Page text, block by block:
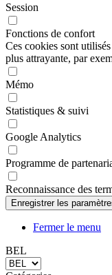
Fonctions de confort
Ces cookies sont
plus attrayante, par
Mémo
Statistiques & suivi
Google Analytics
Programme de partenariat
Reconnaissance des
Fermer le menu
BEL
Catégories